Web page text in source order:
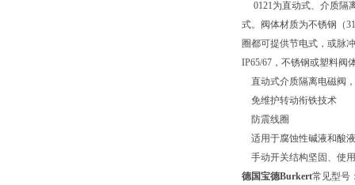
0121为直动式、介质隔
式。阀体材质为不锈钢（
圈都可提供节电式，或脉
IP65/67，不锈钢或塑料阀
直动式介质隔离电磁阀
免维护转动衔铁技术
防震线圈
适用于腐蚀性碱液和酸液
手动开关结构坚固、使
德国宝德Burkert常见型号